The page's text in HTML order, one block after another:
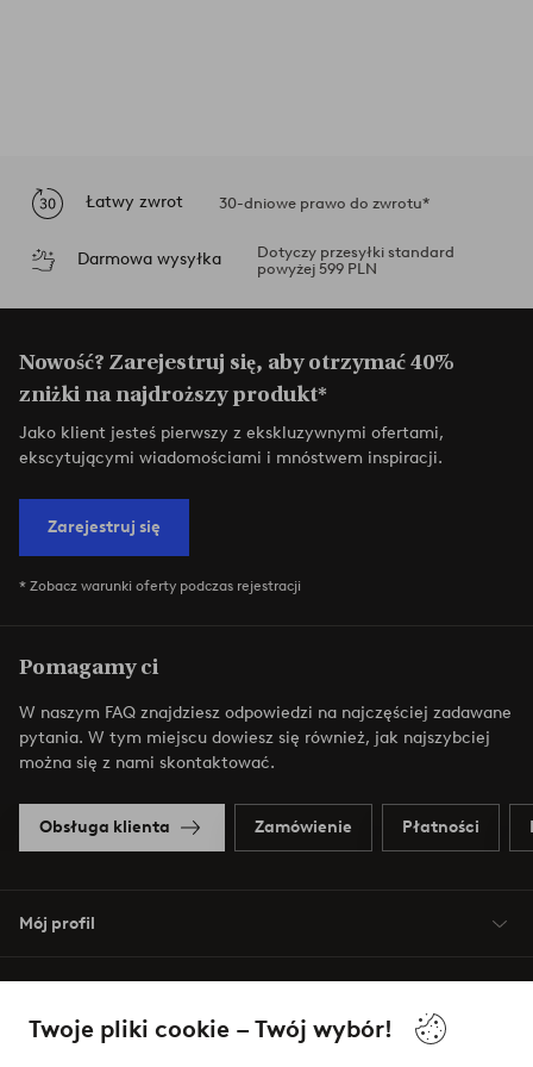
Twoje pliki cookie – Twój wybór!
Łatwy zwrot 30-dniowe prawo do zwrotu*
Darmowa wysyłka
Dotyczy przesyłki standard
powyżej 599 PLN
Nowość? Zarejestruj się, aby otrzymać 40%
zniżki na najdroższy produkt*
Jako klient jesteś pierwszy z ekskluzywnymi ofertami,
ekscytującymi wiadomościami i mnóstwem inspiracji.
Zarejestruj się
* Zobacz warunki oferty podczas rejestracji
Pomagamy ci
W naszym FAQ znajdziesz odpowiedzi na najczęściej zadawane
pytania. W tym miejscu dowiesz się również, jak najszybciej
można się z nami skontaktować.
Obsługa klienta Zamówienie Płatności
Mój profil